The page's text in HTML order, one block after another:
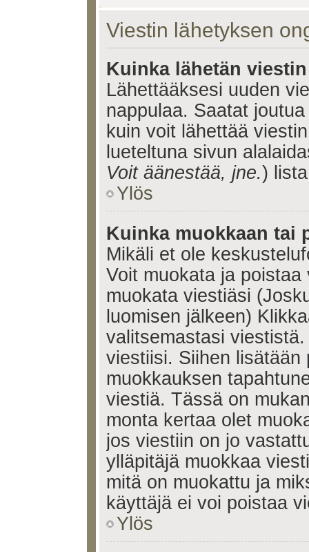
Viestin lähetyksen
Kuinka lähetän
Lähettääksesi uuden
nappulaa. Saatat
kuin voit lähettää
lueteltuna sivun
Voit äänestää, jne.)
Ylös
Kuinka muokkaan tai
Mikäli et ole
Voit muokata ja
muokata viestiäsi
luomisen jälkeen)
valitsemastasi
viestiisi. Siihen lisätään
muokkauksen
viestiä. Tässä on
monta kertaa olet
jos viestiin on jo
ylläpitäjä muokkaa
mitä on muokattu ja
käyttäjä ei voi poistaa
Ylös